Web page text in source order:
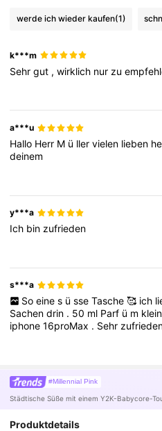
werde ich wieder kaufen(1)
k***m
Sehrgut ,wirklich nur zu
a***u
Hallo Herr M ü llervielen lieben
deinem
y***a
Ich bin zufrieden
s***a
So eine s ü sse Tasche 🥰 ich
Sachendrin . 50 ml Parf ü m
iphone16proMax . Sehr
#Millennial Pink
Städtische Süße mit einem Y2K-Babycore-
Produktdetails